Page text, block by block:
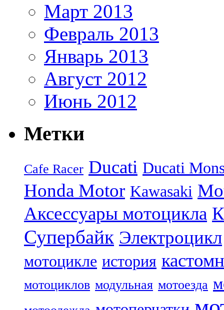
Март 2013
Февраль 2013
Январь 2013
Август 2012
Июнь 2012
Метки
Cafe Racer Ducati Ducati
Honda Motor Kawasaki
Аксессуары мотоцикла
Супербайк Электроцикл
мотоцикле история
мотоциклов модульная мотоезда